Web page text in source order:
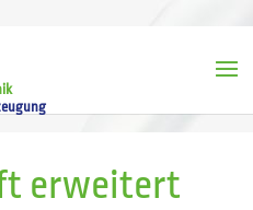
erweitert